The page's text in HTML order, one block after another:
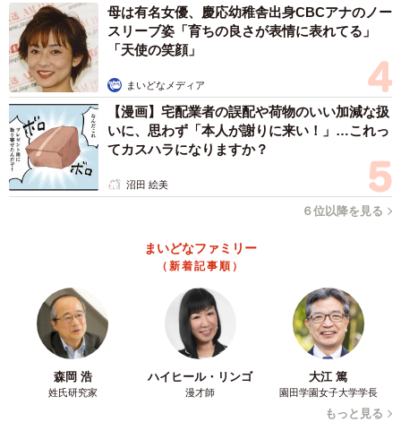
母は有名女優、慶応幼稚舎出身CBCアナのノー
スリーブ姿「育ちの良さが表情に表れてる」
「天使の笑顔」
まいどなメディア
【漫画】宅配業者の誤配や荷物のいい加減な扱
いに、思わず「本人が謝りに来い！」…これっ
てカスハラになりますか？
沼田 絵美
６位以降を見る
まいどなファミリー
（新着記事順）
森岡 浩
姓氏研究家
ハイヒール・リンゴ
漫才師
大江 篤
園田学園女子大学学長
もっと見る